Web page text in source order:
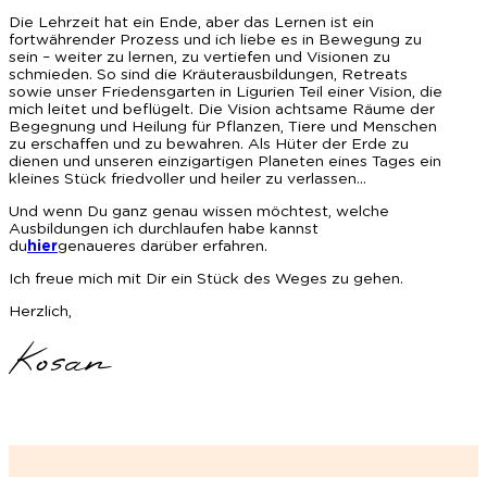
Die Lehrzeit hat ein Ende, aber das Lernen ist ein
fortwährender Prozess und ich liebe es in Bewegung zu
sein – weiter zu lernen, zu vertiefen und Visionen zu
schmieden. So sind die Kräuterausbildungen, Retreats
sowie unser Friedensgarten in Ligurien Teil einer Vision, die
mich leitet und beflügelt. Die Vision achtsame Räume der
Begegnung und Heilung für Pflanzen, Tiere und Menschen
zu erschaffen und zu bewahren. Als Hüter der Erde zu
dienen und unseren einzigartigen Planeten eines Tages ein
kleines Stück friedvoller und heiler zu verlassen…
Und wenn Du ganz genau wissen möchtest, welche
Ausbildungen ich durchlaufen habe kannst
duhiergenaueres darüber erfahren.
Ich freue mich mit Dir ein Stück des Weges zu gehen.
Herzlich,
Kosan